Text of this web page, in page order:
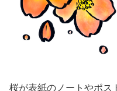
桜が表紙のノートやポス